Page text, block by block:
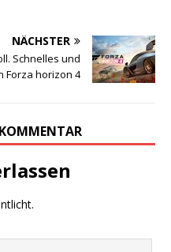
NÄCHSTER
Schnelles und
Forza horizon 4